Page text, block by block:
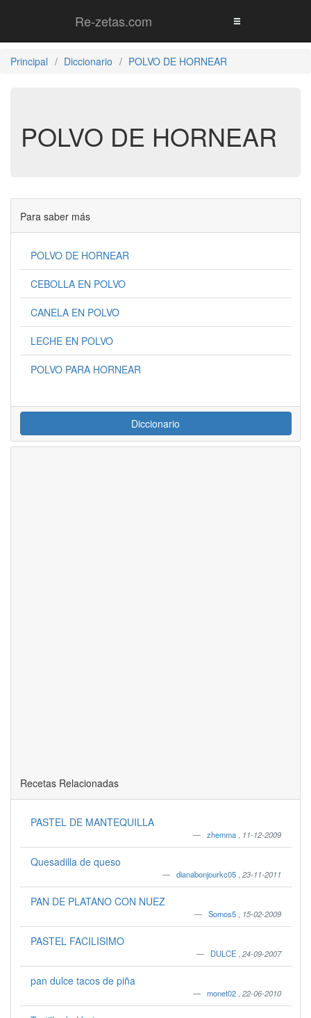
Re-zetas.com
Principal Diccionario POLVO DE HORNEAR
POLVO DE HORNEAR
Para saber más
POLVO DE HORNEAR
CEBOLLA EN POLVO
CANELA EN POLVO
LECHE EN POLVO
POLVO PARA HORNEAR
Diccionario
Recetas Relacionadas
PASTEL DE MANTEQUILLA
zhemma 11-12-2009
Quesadilla de queso
dianabonjourkc05 23-11-2011
PAN DE PLATANO CON NUEZ
Somos5 15-02-2009
PASTEL FACILISIMO
DULCE 24-09-2007
pan dulce tacos de piña
monet02 22-06-2010